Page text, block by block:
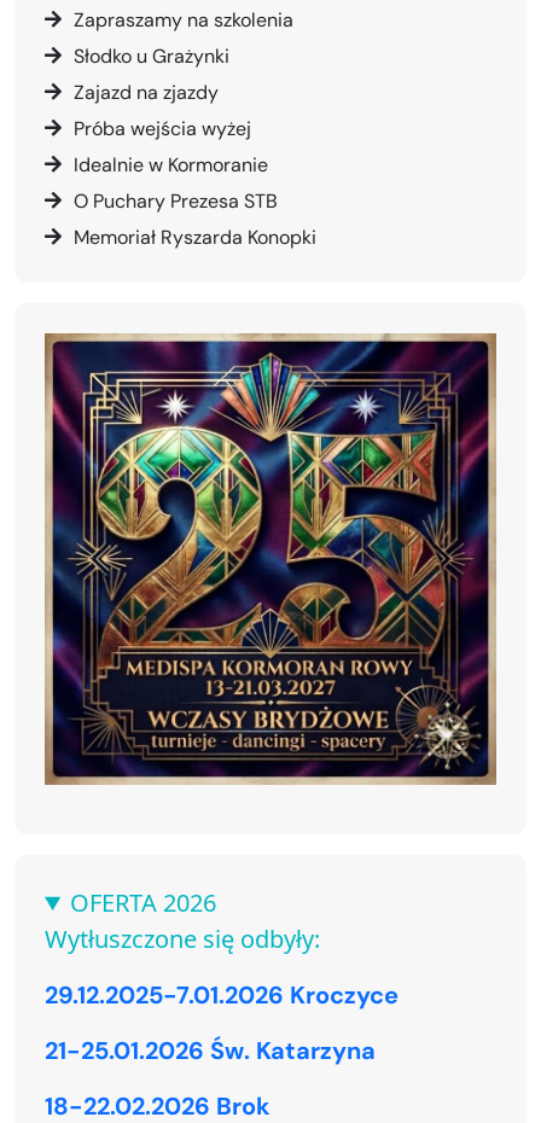
Zapraszamy na szkolenia
Słodko u Grażynki
Zajazd na zjazdy
Próba wejścia wyżej
Idealnie w Kormoranie
O Puchary Prezesa STB
Memoriał Ryszarda Konopki
OFERTA 2026
Wytłuszczone się odbyły:
29.12.2025-7.01.2026 Kroczyce
21-25.01.2026 Św. Katarzyna
18-22.02.2026 Brok